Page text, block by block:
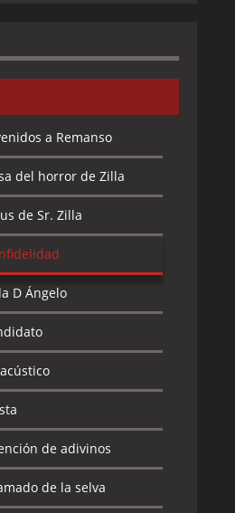
a Remanso
del horror de Zilla
de Sr. Zilla
D Ángelo
de adivinos
de la selva